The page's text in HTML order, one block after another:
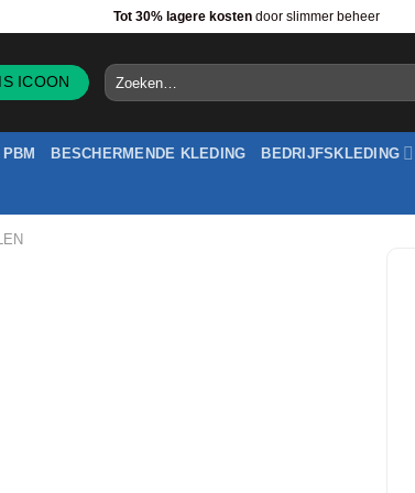
Tot 30% lagere kosten door slimmer beheer
Zoeken
naar:
PBM BESCHERMENDE KLEDING BEDRIJFSKLEDING